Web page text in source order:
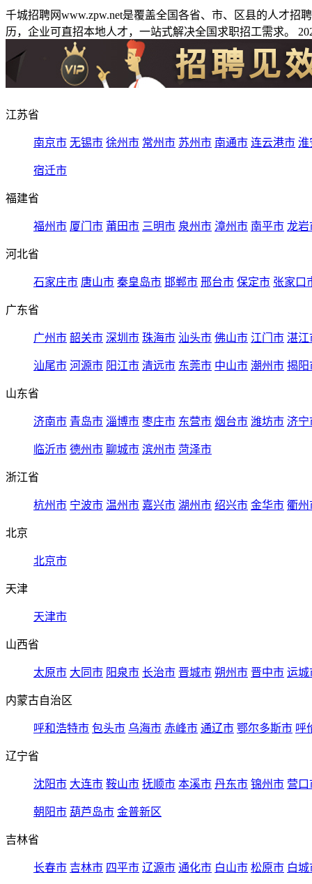
千城招聘网www.zpw.net是覆盖全国各省、市、区县的人才
历，企业可直招本地人才，一站式解决全国求职招工需求。
江苏省
南京市 无锡市 徐州市 常州市 苏州市 南通市 连云港市 淮
宿迁市
福建省
福州市 厦门市 莆田市 三明市 泉州市 漳州市 南平市 龙岩
河北省
石家庄市 唐山市 秦皇岛市 邯郸市 邢台市 保定市 张家口
广东省
广州市 韶关市 深圳市 珠海市 汕头市 佛山市 江门市 湛江
汕尾市 河源市 阳江市 清远市 东莞市 中山市 潮州市 揭阳
山东省
济南市 青岛市 淄博市 枣庄市 东营市 烟台市 潍坊市 济宁
临沂市 德州市 聊城市 滨州市 菏泽市
浙江省
杭州市 宁波市 温州市 嘉兴市 湖州市 绍兴市 金华市 衢州
北京
北京市
天津
天津市
山西省
太原市 大同市 阳泉市 长治市 晋城市 朔州市 晋中市 运城
内蒙古自治区
呼和浩特市 包头市 乌海市 赤峰市 通辽市 鄂尔多斯市 呼
辽宁省
沈阳市 大连市 鞍山市 抚顺市 本溪市 丹东市 锦州市 营口
朝阳市 葫芦岛市 金普新区
吉林省
长春市 吉林市 四平市 辽源市 通化市 白山市 松原市 白城